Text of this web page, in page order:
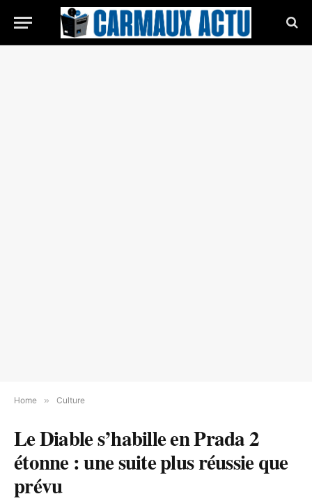
Home » Culture
Le Diable s’habille en Prada 2
étonne : une suite plus réussie que
prévu